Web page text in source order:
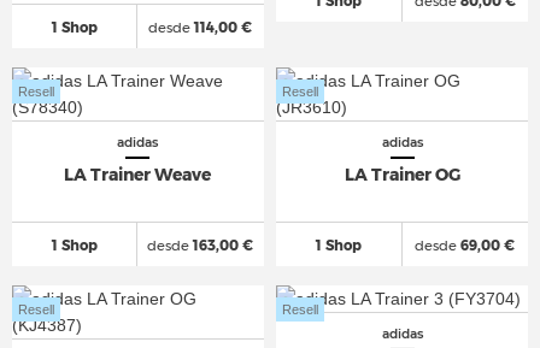
1 Shop desde114,00 €
adidas
LA Trainer Weave
1 Shop
Resell
desde163,00 €
adidas
LA Trainer OG
1 Shop
Resell
desde 69,00 €
Resell
adidas
Resell